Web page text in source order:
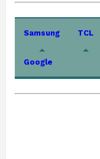
Samsung TCL
Google